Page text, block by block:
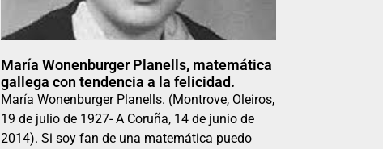
María Wonenburger Planells, matemática
gallega con tendencia a la felicidad.
María Wonenburger Planells. (Montrove, Oleiros,
19 de julio de 1927- A Coruña, 14 de junio de
2014)​​. Si soy fan de una matemática puedo